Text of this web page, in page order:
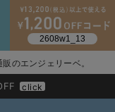
のエンジェリーベ。
上で送料無料
click